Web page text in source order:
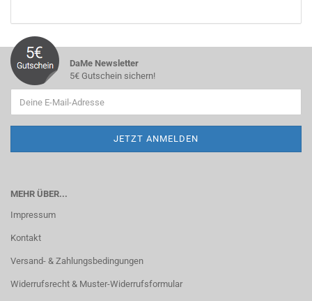
DaMe Newsletter
5€ Gutschein sichern!
MEHR ÜBER...
Impressum
Kontakt
Versand- & Zahlungsbedingungen
Widerrufsrecht & Muster-Widerrufsformular